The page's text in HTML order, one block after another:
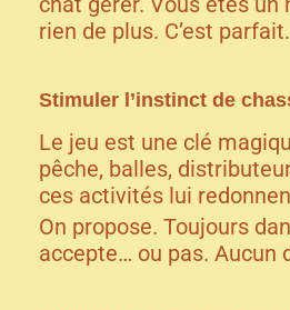
rien de plus. C’est parfait.
Stimuler l’instinct de
Le jeu est une clé
pêche, balles,
ces activités lui
On propose. Toujours
accepte… ou pas. Aucun